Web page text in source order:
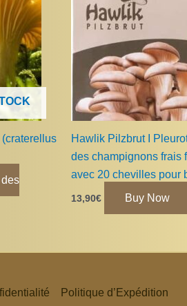
Hawlik Pilzbrut I
des champignons frais
avec 20 chevilles pour
13,90€ Buy Now
Politique d’Expédition